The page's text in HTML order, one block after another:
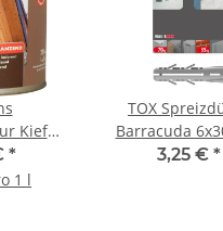
Kiefer
0,75 l
*
1 l
TOX
Barracuda
3,25 € *